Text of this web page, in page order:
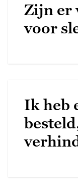
Zijn er
voor
Ik heb